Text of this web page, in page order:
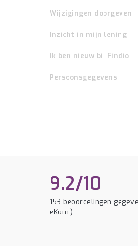
Wijzigingen doorgeven
Inzicht in mijn lening
Ik ben nieuw bij Findio
Persoonsgegevens
9.2/10
153 beoordelingen
eKomi)